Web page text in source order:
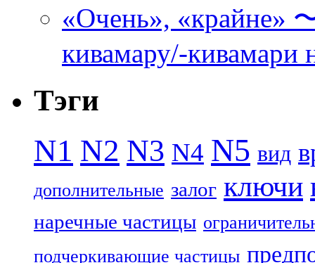
«Очень», «крайне»
кивамару/-кивамари
Тэги
N1 N2 N3 N4 N5 вид
дополнительные залог ключи
наречные частицы
подчеркивающие частицы